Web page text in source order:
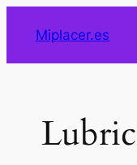
Miplacer.es